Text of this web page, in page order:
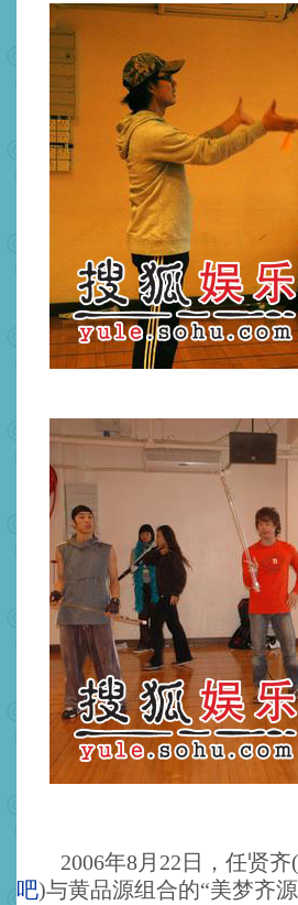
2006年8月22日，任贤齐(
吧)与黄品源组合的“美梦齐